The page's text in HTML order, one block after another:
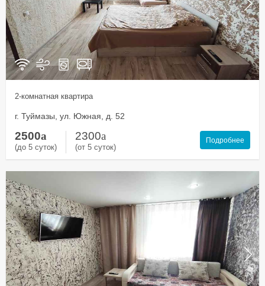
2-комнатная квартира
г. Туймазы, ул. Южная, д. 52
2500a
(до 5 суток)
2300a
(от 5 суток)
Подробнее